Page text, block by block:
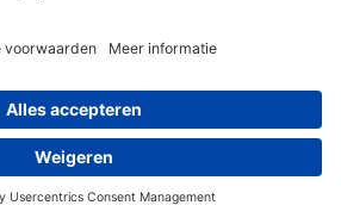
hoogte blijven? Schrijf
leveringsvoorwaarden